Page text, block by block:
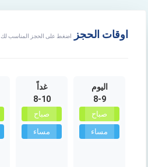
اوقات الحجز اضغط على الحجز المناسب لك
اليوم
8-9
صباح
مساء
غداً
8-10
صباح
مساء